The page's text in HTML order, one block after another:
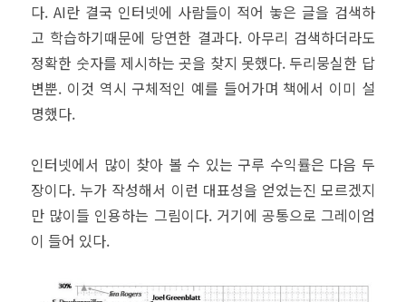
다. AI란 결국 인터넷에 사람들이 적어 놓은 글을 검색하
고 학습하기때문에 당연한 결과다. 아무리 검색하더라도
정확한 숫자를 제시하는 곳을 찾지 못했다. 두리뭉실한 답
변뿐. 이것 역시 구체적인 예를 들어가며 책에서 이미 설
명했다.
인터넷에서 많이 찾아 볼 수 있는 구루 수익률은 다음 두
장이다. 누가 작성해서 이런 대표성을 얻었는진 모르겠지
만 많이들 인용하는 그림이다. 거기에 공통으로 그레이엄
이 들어 있다.